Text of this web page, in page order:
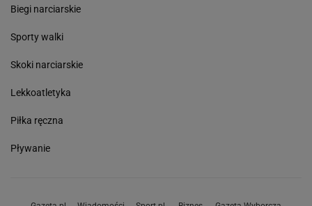
Biegi narciarskie
Sporty walki
Skoki narciarskie
Lekkoatletyka
Piłka ręczna
Pływanie